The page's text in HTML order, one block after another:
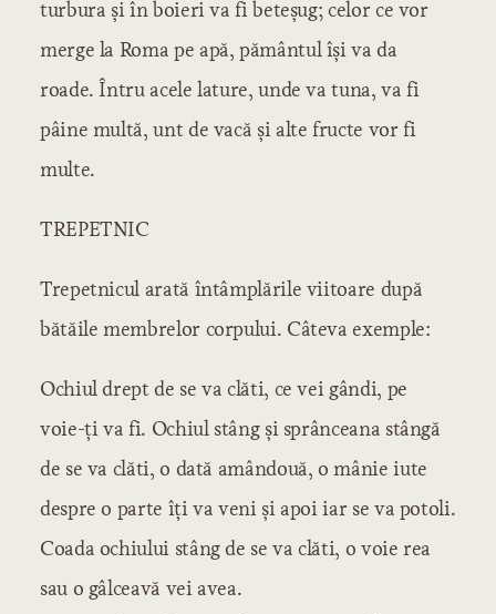
turbura şi în boieri va fi beteşug; celor ce vor
merge la Roma pe apă, pământul îşi va da
roade. Întru acele lature, unde va tuna, va fi
pâine multă, unt de vacă şi alte fructe vor fi
multe.
TREPETNIC
Trepetnicul arată întâmplările viitoare după
bătăile membrelor corpului. Câteva exemple:
Ochiul drept de se va clăti, ce vei gândi, pe
voie-ţi va fi. Ochiul stâng şi sprânceana stângă
de se va clăti, o dată amândouă, o mânie iute
despre o parte îţi va veni şi apoi iar se va potoli.
Coada ochiului stâng de se va clăti, o voie rea
sau o gâlceavă vei avea.